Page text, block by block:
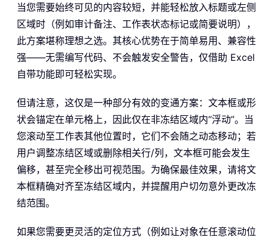
当您需要始终可见的内容较短，并能轻松放入标题或左侧
区域时（例如审计备注、工作表状态标记或简要说明），
此方案堪称理想之选。其核心优势在于简单易用、兼容性
强——无需编写代码、不会触发安全警告，仅借助 Excel
自带功能即可轻松实现。
但请注意，这仅是一种部分有效的变通方案：文本框或形
状会锚定在单元格上，因此仅在非冻结区域内“浮动”。当
您滚动至工作表其他位置时，它们不会随之动态移动；若
用户调整冻结区域或删除相关行/列，文本框可能会发生
偏移，甚至完全移出可视范围。为确保最佳效果，请将文
本框精确对齐至冻结区域内，并提醒用户切勿意外更改冻
结范围。
如果您需要更灵活的定位方式（例如让对象在任意滚动位